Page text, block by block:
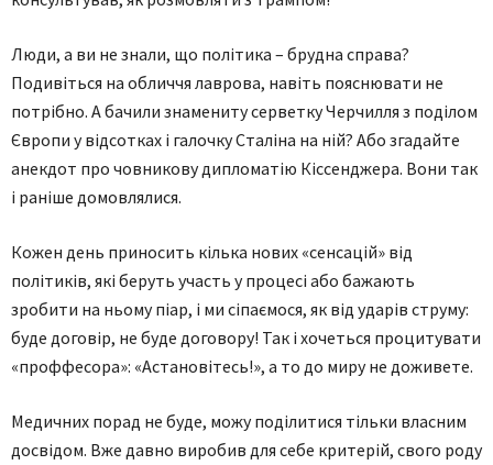
Люди, а ви не знали, що політика – брудна справа?
Подивіться на обличчя лаврова, навіть пояснювати не
потрібно. А бачили знамениту серветку Черчилля з поділом
Європи у відсотках і галочку Сталіна на ній? Або згадайте
анекдот про човникову дипломатію Кіссенджера. Вони так
і раніше домовлялися.
Кожен день приносить кілька нових «сенсацій» від
політиків, які беруть участь у процесі або бажають
зробити на ньому піар, і ми сіпаємося, як від ударів струму:
буде договір, не буде договору! Так і хочеться процитувати
«проффесора»: «Астановітесь!», а то до миру не доживете.
Медичних порад не буде, можу поділитися тільки власним
досвідом. Вже давно виробив для себе критерій, свого роду